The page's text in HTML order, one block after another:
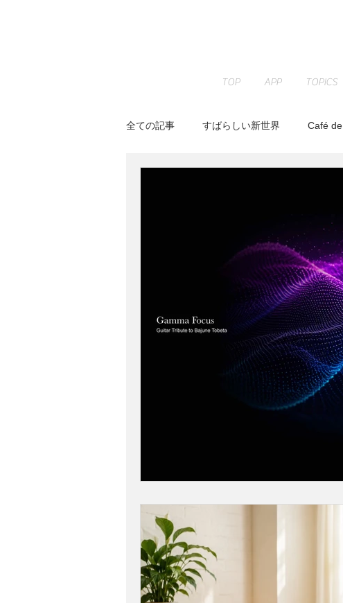
TOP APP TOPICS
全ての記事 すばらしい新世界 Café
RELAX WORLD
すみれ